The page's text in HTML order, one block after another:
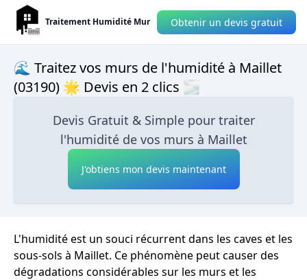
Traitement Humidité Mur Obtenir un devis gratuit
🌊 Traitez vos murs de l'humidité à Maillet
(03190) 🌟 Devis en 2 clics 🌫
Devis Gratuit & Simple pour traiter
l'humidité de vos murs à Maillet
J'obtiens mon devis maintenant
L'humidité est un souci récurrent dans les caves et les
sous-sols à Maillet. Ce phénomène peut causer des
dégradations considérables sur les murs et les